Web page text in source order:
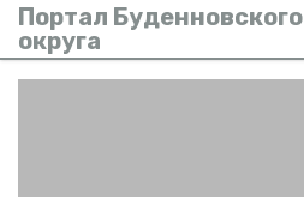
Портал Буденновского
округа